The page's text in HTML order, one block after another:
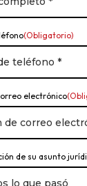
(Obligatorio)
electrónico
de su asunto